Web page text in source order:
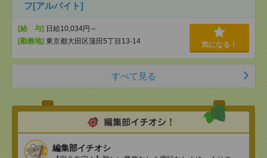
フ[アルバイト]
[給 与] 日給10,034円～
[勤務地] 東京都大田区蒲田5丁目13-14 気になる！
すべて見る
編集部イチオシ